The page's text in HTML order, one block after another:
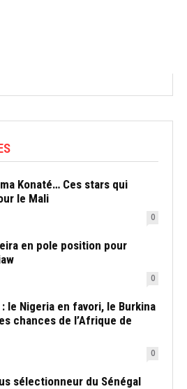
Konaté… Ces stars qui
le Mali
0
en pole position pour
0
le Nigeria en favori, le Burkina
chances de l’Afrique de
0
sélectionneur du Sénégal